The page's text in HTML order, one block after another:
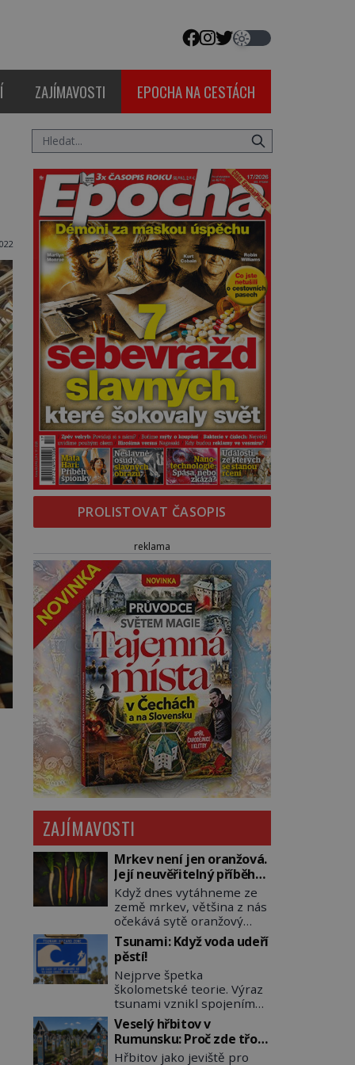
ZAJÍMAVOSTI EPOCHA NA CESTÁCH
PROLISTOVAT ČASOPIS
reklama
ZAJÍMAVOSTI
Mrkev není jen oranžová.
Její neuvěřitelný příběh
začíná fialovou barvou
Když dnes vytáhneme ze
země mrkev, většina z nás
očekává sytě oranžový
kořen. Jenže po většinu
své historie je mrkev
všechno možné, jen ne
oranžová. Je fialová, žlutá,
bílá, někdy dokonce téměř
černá. Až díky stovkám let
pečlivého šlechtění se z ní
stává zelenina, bez které
si českou zahradu ani
Tsunami: Když voda udeří
pěstí!
Nejprve špetka
školometské teorie. Výraz
tsunami vznikl spojením
japonských slov tsu
(přístav) a nami (vlna).
Jedná se o dlouhou vlnu,
která je na volném moři
Veselý hřbitov v
Rumunsku: Proč zde třou
pohřební plačky bídu s
Hřbitov jako jeviště pro